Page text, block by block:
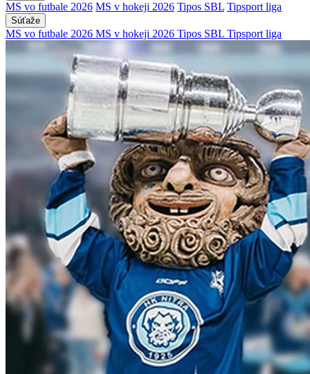
MS vo futbale 2026 MS v hokeji 2026 Tipos SBL Tipsport liga
Súťaže
MS vo futbale 2026 MS v hokeji 2026 Tipos SBL Tipsport liga